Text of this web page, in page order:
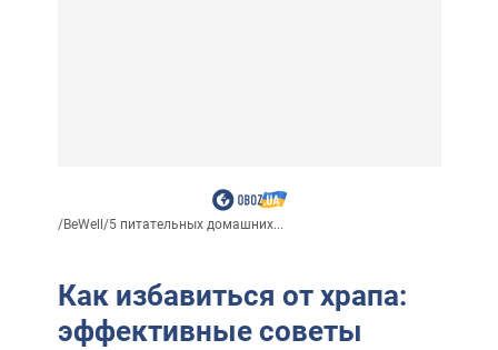
/BeWell /5 питательных домашних...
Как избавиться от храпа:
эффективные советы